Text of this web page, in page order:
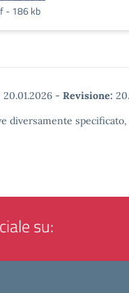
- 186 kb
20.01.2026 - Revisione:
diversamente
su: